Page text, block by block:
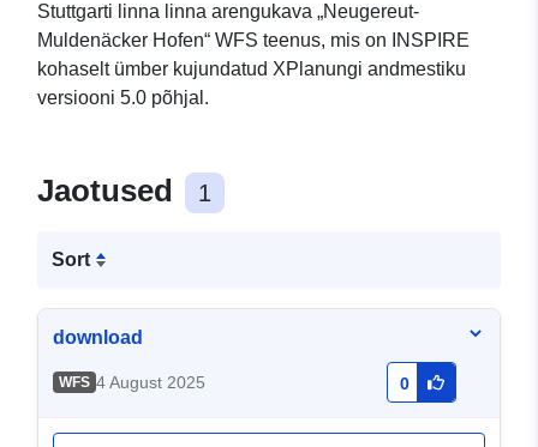
Stuttgarti linna linna arengukava „Neugereut-
Muldenäcker Hofen“ WFS teenus, mis on INSPIRE
kohaselt ümber kujundatud XPlanungi andmestiku
versiooni 5.0 põhjal.
Jaotused 1
Sort
download
WFS 4 August 2025 0